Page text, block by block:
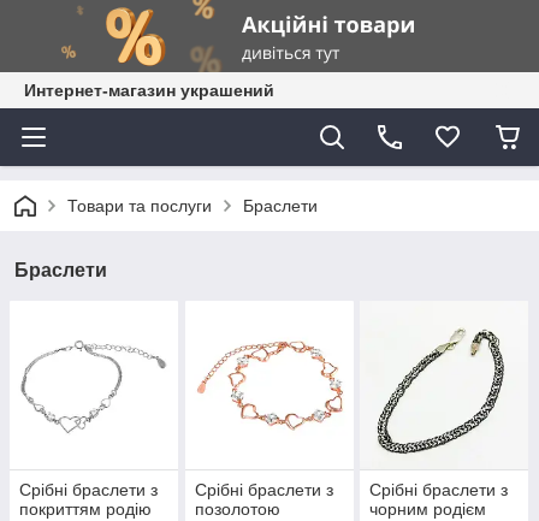
Интернет-магазин украшений
Товари та послуги Браслети
Браслети
Срібні браслети з
покриттям родію
Срібні браслети з
позолотою
Срібні браслети з
чорним родієм